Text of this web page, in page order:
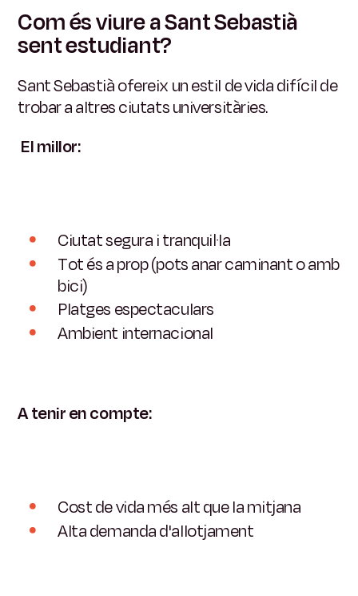
Com és viure a Sant Sebastià
sent estudiant?
Sant Sebastià ofereix un estil de vida difícil de
trobar a altres ciutats universitàries.
El millor:
Ciutat segura i tranquil·la
Tot és a prop (pots anar caminant o amb
bici)
Platges espectaculars
Ambient internacional
A tenir en compte:
Cost de vida més alt que la mitjana
Alta demanda d'allotjament